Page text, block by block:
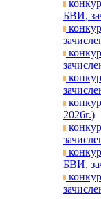
БВИ,
2026г.)
БВИ,